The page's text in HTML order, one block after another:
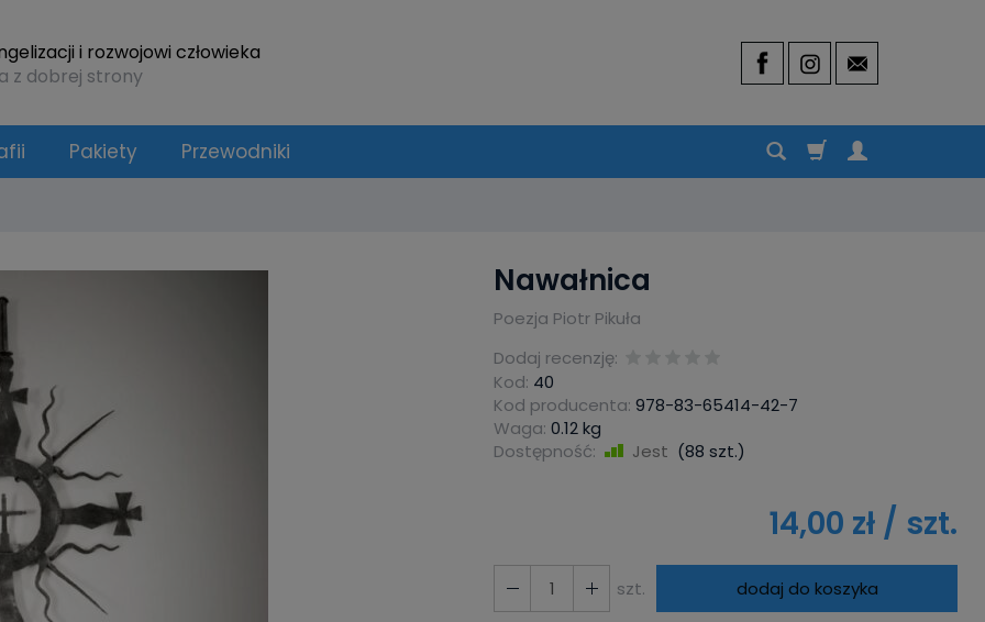
i rozwojowi człowieka
z dobrej strony
Pakiety Przewodniki
Nawałnica
Poezja Piotr Pikuła
Dodaj recenzję:
Kod: 40
Kod producenta: 978-83-65414-42-7
Waga: 0.12kg
Dostępność:
Jest (88 szt.)
14,00 zł / szt.
szt. dodaj do koszyka